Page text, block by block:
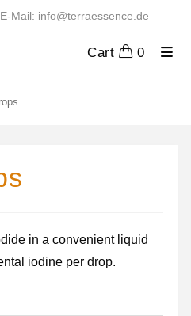
Mail: info@terraessence.de
Cart 0
in a convenient liquid
iodine per drop.